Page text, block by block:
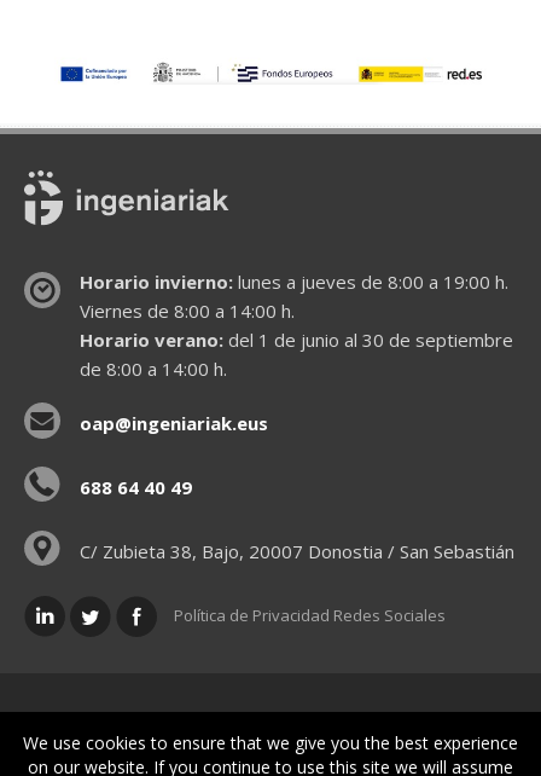
Horario invierno:lunes a jueves de 8:00 a 19:00 h.
Viernes de 8:00 a 14:00 h.
Horario verano:del 1 de junio al 30 de septiembre
de 8:00 a 14:00 h.
oap@ingeniariak.eus
688 64 40 49
C/ Zubieta 38, Bajo, 20007 Donostia / San Sebastián
Política de Privacidad Redes Sociales
Políticas legales
We use cookies to ensure that we give you the best experience
on our website. If you continue to use this site we will assume